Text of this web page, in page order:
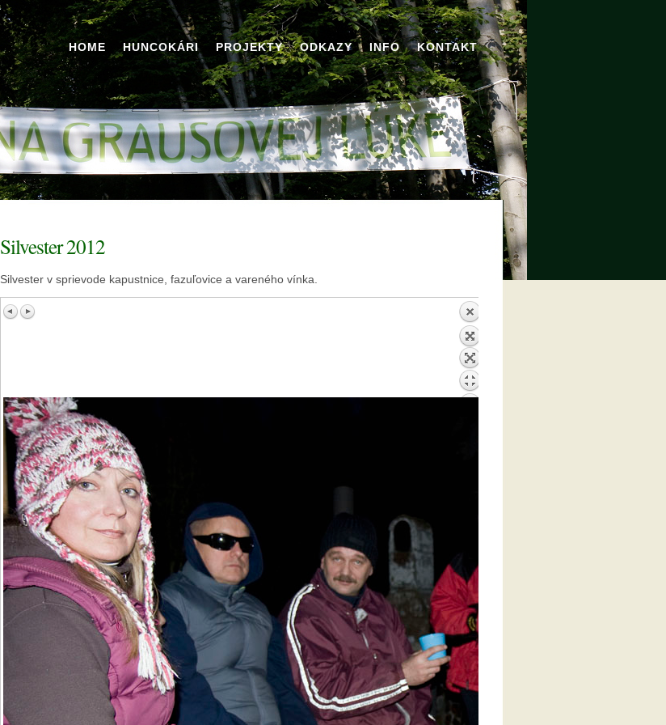
HOME HUNCOKÁRI PROJEKTY ODKAZY INFO KONTAKT
Silvester 2012
Silvester v sprievode kapustnice, fazuľovice a vareného vínka.